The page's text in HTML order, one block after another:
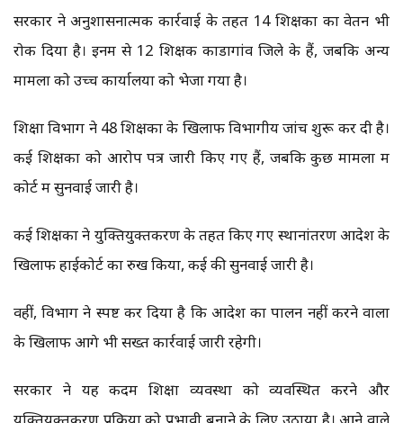
सरकार ने अनुशासनात्मक कार्रवाई के तहत 14 शिक्षकों का वेतन भी
रोक दिया है। इनमें से 12 शिक्षक कोंडागांव जिले के हैं, जबकि अन्य
मामलों को उच्च कार्यालयों को भेजा गया है।
शिक्षा विभाग ने 48 शिक्षकों के खिलाफ विभागीय जांच शुरू कर दी है।
कई शिक्षकों को आरोप पत्र जारी किए गए हैं, जबकि कुछ मामलों में
कोर्ट में सुनवाई जारी है।
कई शिक्षकों ने युक्तियुक्तकरण के तहत किए गए स्थानांतरण आदेश के
खिलाफ हाईकोर्ट का रुख किया, कई की सुनवाई जारी है।
वहीं, विभाग ने स्पष्ट कर दिया है कि आदेश का पालन नहीं करने वालों
के खिलाफ आगे भी सख्त कार्रवाई जारी रहेगी।
सरकार ने यह कदम शिक्षा व्यवस्था को व्यवस्थित करने और